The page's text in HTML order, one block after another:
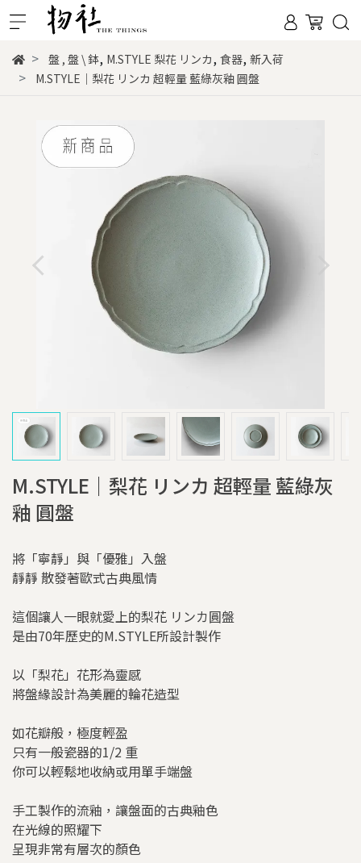
盤, 盤 \ 鉢, M.STYLE 梨花 リンカ, 食器, 新入荷
M.STYLE｜梨花 リンカ 超輕量 藍綠灰釉 圓盤
M.STYLE｜梨花 リンカ 超輕量 藍綠灰
釉 圓盤
將「寧靜」與「優雅」入盤
靜靜 散發著歐式古典風情
這個讓人一眼就愛上的梨花 リンカ圓盤
是由70年歷史的M.STYLE所設計製作
以「梨花」花形為靈感
將盤緣設計為美麗的輪花造型
如花瓣般，極度輕盈
只有一般瓷器的1/2 重
你可以輕鬆地收納或用單手端盤
手工製作的流釉，讓盤面的古典釉色
在光線的照耀下
呈現非常有層次的顏色